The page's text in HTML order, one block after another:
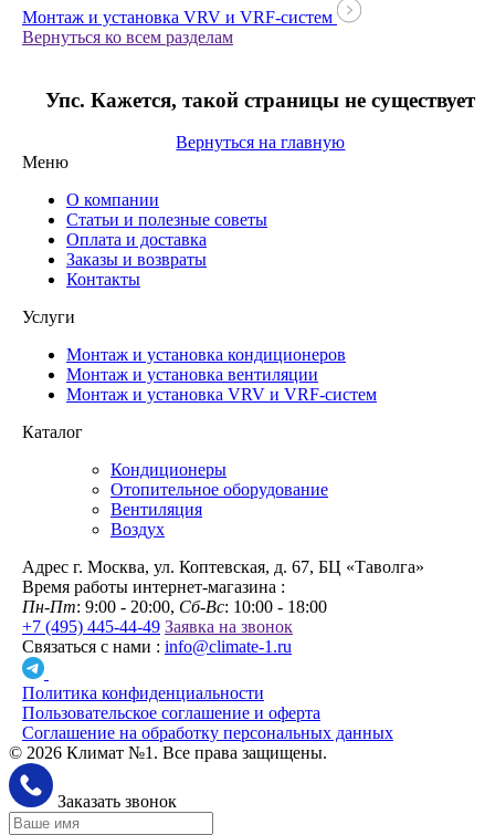
Монтаж и установка VRV и VRF-систем
Вернуться ко всем разделам
Упс. Кажется, такой страницы не существует
Вернуться на главную
Меню
О компании
Статьи и полезные советы
Оплата и доставка
Заказы и возвраты
Контакты
Услуги
Монтаж и установка кондиционеров
Монтаж и установка вентиляции
Монтаж и установка VRV и VRF-систем
Каталог
Кондиционеры
Отопительное оборудование
Вентиляция
Воздух
Адрес г. Москва, ул. Коптевская, д. 67, БЦ «Таволга»
Время работы интернет-магазина :
Пн-Пт: 9:00 - 20:00, Сб-Вс: 10:00 - 18:00
+7 (495) 445-44-49 Заявка на звонок
Связаться с нами : info@climate-1.ru
Политика конфиденциальности
Пользовательское соглашение и оферта
Соглашение на обработку персональных данных
© 2026 Климат №1. Все права защищены.
Заказать звонок